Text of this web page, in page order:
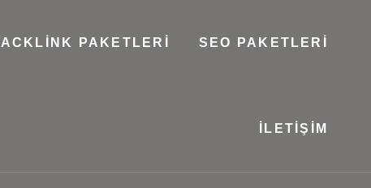
PAKETLERI SEO PAKETLERI
İLETIŞIM